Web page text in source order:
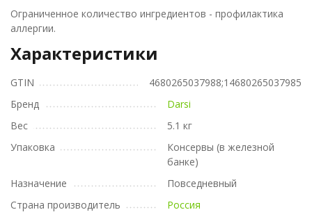
Ограниченное количество ингредиентов - профилактика
аллергии.
Характеристики
GTIN
4680265037988;14680265037985
Бренд
Darsi
Вес
5.1 кг
Упаковка
Консервы (в железной
банке)
Назначение
Повседневный
Страна производитель
Россия